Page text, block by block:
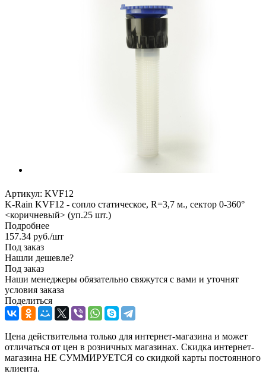
Артикул: KVF12
K-Rain KVF12 - сопло статическое, R=3,7 м., сектор 0-360°
<коричневый> (уп.25 шт.)
Подробнее
157.34 руб./шт
Под заказ
Нашли дешевле?
Под заказ
Наши менеджеры обязательно свяжутся с вами и уточнят
условия заказа
Поделиться
Цена действительна только для интернет-магазина и может
отличаться от цен в розничных магазинах. Скидка интернет-
магазина НЕ СУММИРУЕТСЯ со скидкой карты постоянного
клиента.